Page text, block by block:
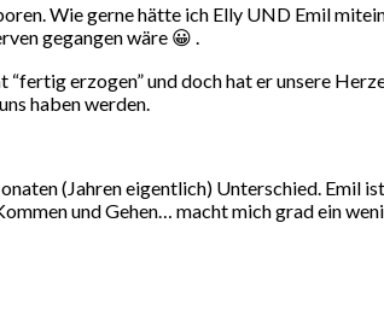
Wie gerne hätte ich Elly UND Emil
gegangen wäre 😀 .
erzogen” und doch hat er unsere
haben werden.
(Jahren eigentlich) Unterschied. Emil
und Gehen… macht mich grad ein